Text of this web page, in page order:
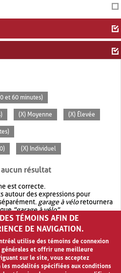
et 60 minutes)
(X) Moyenne (X) Élevée
(X) Individuel
résultat
est correcte.
autour des expressions pour
garage à véloretournera
que"garage à vélo".
avec OR.garage OR vélo
résultat quegarage à vélo
TÉMOINS AFIN DE
DE NAVIGATION.
utilise des témoins de connexion
et offrir une meilleure
sur le site, vous acceptez
modalités spécifiées aux conditions